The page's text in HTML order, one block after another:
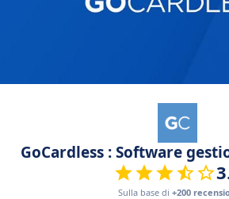
GoCardless : Software
Sulla base di +200